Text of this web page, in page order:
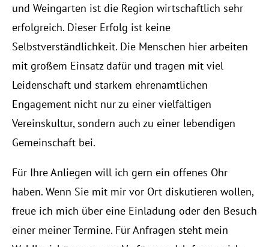
und Weingarten ist die Region wirtschaftlich sehr
erfolgreich. Dieser Erfolg ist keine
Selbstverständlichkeit. Die Menschen hier arbeiten
mit großem Einsatz dafür und tragen mit viel
Leidenschaft und starkem ehrenamtlichen
Engagement nicht nur zu einer vielfältigen
Vereinskultur, sondern auch zu einer lebendigen
Gemeinschaft bei.
Für Ihre Anliegen will ich gern ein offenes Ohr
haben. Wenn Sie mit mir vor Ort diskutieren wollen,
freue ich mich über eine Einladung oder den Besuch
einer meiner Termine. Für Anfragen steht mein